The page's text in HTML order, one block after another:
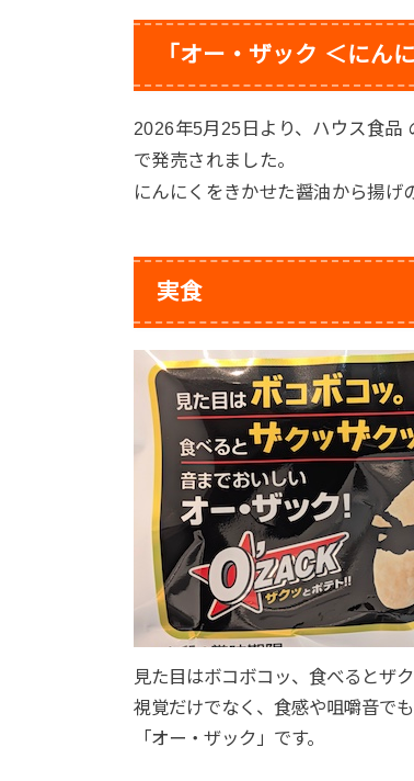
「オー・ザック ＜にん
2026年5月25日より、ハウス食品
で発売されました。
にんにくをきかせた醤油から揚げ
実食
見た目はボコボコッ、食べるとザク
視覚だけでなく、食感や咀嚼音で
「オー・ザック」です。